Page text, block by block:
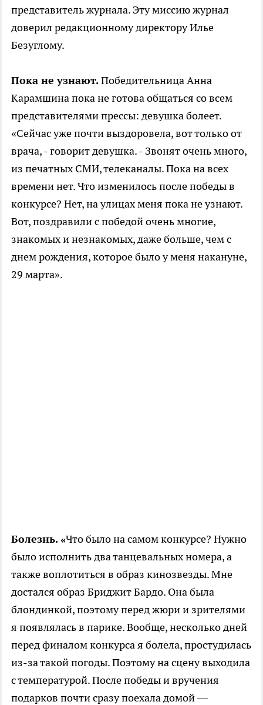
представитель журнала. Эту миссию журнал
доверил редакционному директору Илье
Безуглому.
Пока не узнают.Победительница Анна
Карамшина пока не готова общаться со всем
представителями прессы: девушка болеет.
«Сейчас уже почти выздоровела, вот только от
врача, - говорит девушка. - Звонят очень много,
из печатных СМИ, телеканалы. Пока на всех
времени нет. Что изменилось после победы в
конкурсе? Нет, на улицах меня пока не узнают.
Вот, поздравили с победой очень многие,
знакомых и незнакомых, даже больше, чем с
днем рождения, которое было у меня накануне,
29 марта».
Болезнь. «Что было на самом конкурсе? Нужно
было исполнить два танцевальных номера, а
также воплотиться в образ кинозвезды. Мне
достался образ Бриджит Бардо. Она была
блондинкой, поэтому перед жюри и зрителями
я появлялась в парике. Вообще, несколько дней
перед финалом конкурса я болела, простудилась
из-за такой погоды. Поэтому на сцену выходила
с температурой. После победы и вручения
подарков почти сразу поехала домой —